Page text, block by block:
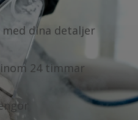
dina detaljer
24 timmar